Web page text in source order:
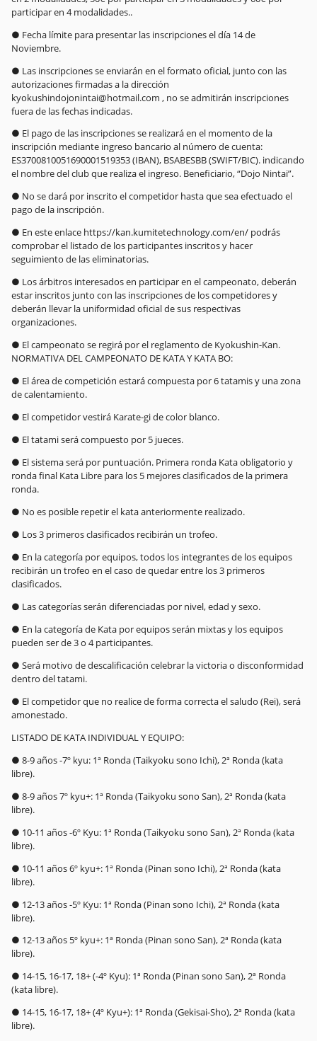
participar en 4 modalidades..
● Fecha límite para presentar las inscripciones el día 14 de
Noviembre.
● Las inscripciones se enviarán en el formato oficial, junto con las
autorizaciones firmadas a la dirección
kyokushindojonintai@hotmail.com , no se admitirán inscripciones
fuera de las fechas indicadas.
● El pago de las inscripciones se realizará en el momento de la
inscripción mediante ingreso bancario al número de cuenta:
ES3700810051690001519353 (IBAN), BSABESBB (SWIFT/BIC). indicando
el nombre del club que realiza el ingreso. Beneficiario, “Dojo Nintai”.
● No se dará por inscrito el competidor hasta que sea efectuado el
pago de la inscripción.
● En este enlace https://kan.kumitetechnology.com/en/ podrás
comprobar el listado de los participantes inscritos y hacer
seguimiento de las eliminatorias.
● Los árbitros interesados en participar en el campeonato, deberán
estar inscritos junto con las inscripciones de los competidores y
deberán llevar la uniformidad oficial de sus respectivas
organizaciones.
● El campeonato se regirá por el reglamento de Kyokushin-Kan.
NORMATIVA DEL CAMPEONATO DE KATA Y KATA BO:
● El área de competición estará compuesta por 6 tatamis y una zona
de calentamiento.
● El competidor vestirá Karate-gi de color blanco.
● El tatami será compuesto por 5 jueces.
● El sistema será por puntuación. Primera ronda Kata obligatorio y
ronda final Kata Libre para los 5 mejores clasificados de la primera
ronda.
● No es posible repetir el kata anteriormente realizado.
● Los 3 primeros clasificados recibirán un trofeo.
● En la categoría por equipos, todos los integrantes de los equipos
recibirán un trofeo en el caso de quedar entre los 3 primeros
clasificados.
● Las categorías serán diferenciadas por nivel, edad y sexo.
● En la categoría de Kata por equipos serán mixtas y los equipos
pueden ser de 3 o 4 participantes.
● Será motivo de descalificación celebrar la victoria o disconformidad
dentro del tatami.
● El competidor que no realice de forma correcta el saludo (Rei), será
amonestado.
LISTADO DE KATA INDIVIDUAL Y EQUIPO:
● 8-9 años -7º kyu: 1ª Ronda (Taikyoku sono Ichi), 2ª Ronda (kata
libre).
● 8-9 años 7º kyu+: 1ª Ronda (Taikyoku sono San), 2ª Ronda (kata
libre).
● 10-11 años -6º Kyu: 1ª Ronda (Taikyoku sono San), 2ª Ronda (kata
libre).
● 10-11 años 6º kyu+: 1ª Ronda (Pinan sono Ichi), 2ª Ronda (kata
libre).
● 12-13 años -5º Kyu: 1ª Ronda (Pinan sono Ichi), 2ª Ronda (kata
libre).
● 12-13 años 5º kyu+: 1ª Ronda (Pinan sono San), 2ª Ronda (kata
libre).
● 14-15, 16-17, 18+ (-4º Kyu): 1ª Ronda (Pinan sono San), 2ª Ronda
(kata libre).
● 14-15, 16-17, 18+ (4º Kyu+): 1ª Ronda (Gekisai-Sho), 2ª Ronda (kata
libre).